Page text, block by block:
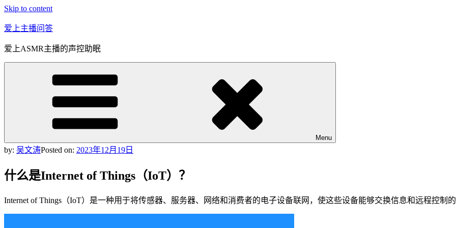
Skip to content
爱上主播问答
爱上ASMR主播的声控助眠
Menu
by: 吴文涛Posted on: 2023年12月19日
什么是Internet of Things（IoT）？
Internet of Things（IoT）是一种用于将传感器、服务器、网络和消费者的电子设备联网，使这些设备能够交换信息和远程控制